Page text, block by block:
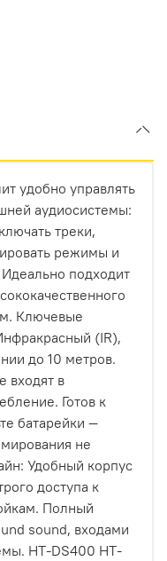
удобно управлять
аудиосистемы:
треки,
режимы и
подходит
Ключевые
(IR),
до 10 метров.
входят в
Готов к
батарейки —
не
Удобный корпус
доступа к
Полный
sound, входами
HT-DS400 HT-